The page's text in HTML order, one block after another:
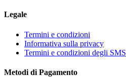
Legale
Termini e condizioni
Informativa sulla privacy
Termini e condizioni degli SMS
Metodi di Pagamento